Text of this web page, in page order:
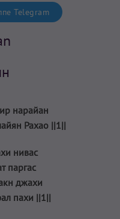
Telegram
нарайан
Рахао ||1||
нивас
паргас
джахи
пахи ||1||